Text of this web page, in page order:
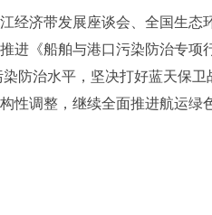
经济带发展座谈会、全国生态
进《船舶与港口污染防治专项
防治水平，坚决打好蓝天保卫
性调整，继续全面推进航运绿